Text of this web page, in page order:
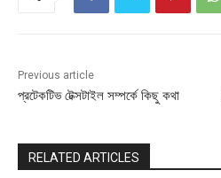
Previous article
প্রটেকটিভ টেক্সটাইল সম্পর্কে কিছু কথা
RELATED ARTICLES